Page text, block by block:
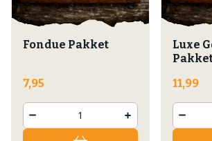
Fondue Pakket
7,95
Luxe
11,99